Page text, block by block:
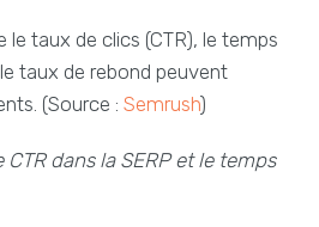
le taux de clics (CTR), le temps
taux de rebond peuvent
(Source : Semrush)
dans la SERP et le temps